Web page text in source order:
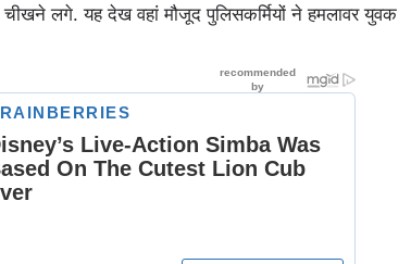
लगे. यह देख वहां मौजूद पुलिसकर्मियों ने हमलावर युवक